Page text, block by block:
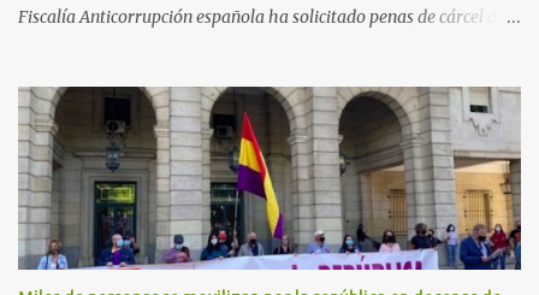
Fiscalía Anticorrupción española ha solicitado penas de cárcel de
Arabia Saudita a través de la empresa pública española Defex,
disuelta. El fiscal Conrado Saiz describe en su escrito de
conclusiones cómo la empresa pública Defex pagó comisiones
ilegales a diversas autoridades del régimen árabe entre 2005 y
2014, para obtener a cambio la materialización de los contratos. El
Ministerio Público lleva a cabo esta acusación en una de las piezas
separadas del llamado 'caso Defex', que investiga once ventas